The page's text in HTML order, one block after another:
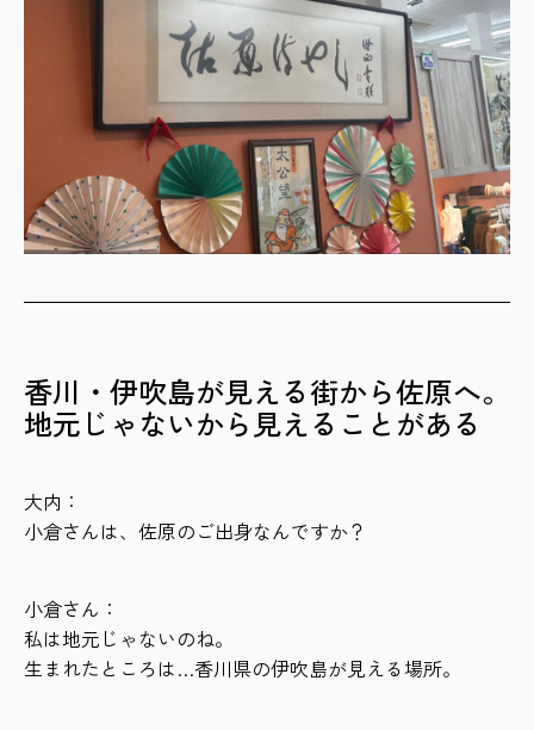
香川・伊吹島が見える街から佐原へ。
地元じゃないから見えることがある
大内：
小倉さんは、佐原のご出身なんですか？
小倉さん：
私は地元じゃないのね。
生まれたところは…香川県の伊吹島が見える場所。